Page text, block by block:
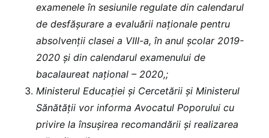
examenele în sesiunile regulate din calendarul
de desfăşurare a evaluării naţionale pentru
absolvenţii clasei a VIII-a, în anul şcolar 2019-
2020 și din calendarul examenului de
bacalaureat naţional – 2020,;
Ministerul Educației și Cercetării și Ministerul
Sănătății vor informa Avocatul Poporului cu
privire la însușirea recomandării și realizarea